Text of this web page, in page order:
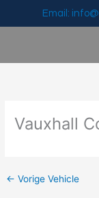
Email:
Vauxhall
← Vorige Vehicle